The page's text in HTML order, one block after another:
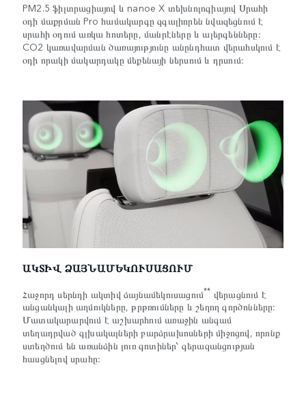
PM2.5 ֆիլտրացիայով և nanoe X տեխնոլոգիայով Սրահի
օդի մաքրման Pro համակարգը զգալիորեն նվազեցնում է
սրահի օդում առկա հոտերը, մանրէները և ալերգենները։
CO2 կառավարման ծառայությունը անընդհատ վերահսկում է
օդի որակի մակարդակը մեքենայի ներսում և դրսում։
ԱԿՏԻՎ ՁԱՅՆԱՄԵԿՈՒՍԱՑՈՒՄ
Հաջորդ սերնդի ակտիվ ձայնամեկուսացում** վերացնում է
անցանկալի աղմուկները, թրթռումները և շեղող գործոնները։
Մատակարարվում է աշխարհում առաջին անգամ
տեղադրված գլխակալների բարձրախոսների միջոցով, որոնք
ստեղծում են առանձին լուռ գոտիներ՝ գերազանցության
հասցնելով սրահը։